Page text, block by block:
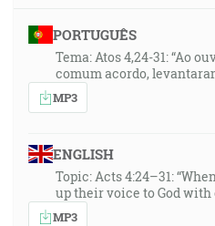
PORTUGUÊS
Tema: Atos 4,24-31: “Ao
comum acordo,
MP3
ENGLISH
Topic: Acts 4:24–31:
up their voice to God with
MP3